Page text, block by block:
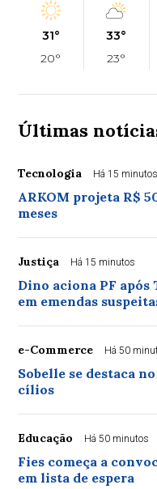
31°
20°
33°
23°
Últimas
Tecnologia Há 15 minutos
ARKOM projeta R$
meses
Justiça Há 15 minutos
Dino aciona PF após
em emendas
e-Commerce Há 50
Sobelle se destaca
cílios
Educação Há 50 minutos
Fies começa a
em lista de espera